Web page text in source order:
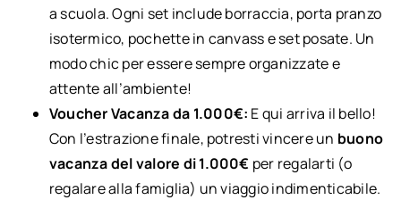
a scuola. Ogni set include borraccia, porta pranzo
isotermico, pochette in canvass e set posate. Un
modo chic per essere sempre organizzate e
attente all’ambiente!
Voucher Vacanza da 1.000€: E qui arriva il bello!
Con l’estrazione finale, potresti vincere un buono
vacanza del valore di 1.000€ per regalarti (o
regalare alla famiglia) un viaggio indimenticabile.